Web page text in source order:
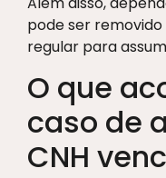
pode ser
regular para
O que
caso de
CNH